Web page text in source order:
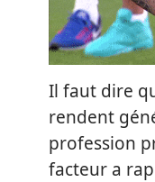
Il faut dire
rendent
profession
facteur a